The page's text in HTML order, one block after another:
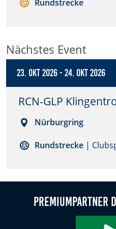
Rundstrecke
Nächstes Event
23. Okt 2026-24. Okt 2026
RCN-GLP
Nürburgring
Rundstrecke |
Premiumpartner
Zweck:
Dieser Cookie speichert
verwendeten
Cookie Laufzeit:
24 Stunden
Cookie Consent
Anbieter: